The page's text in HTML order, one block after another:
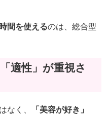
間を使えるのは、総合型
適性」が重視さ
なく、
「美容が好き」